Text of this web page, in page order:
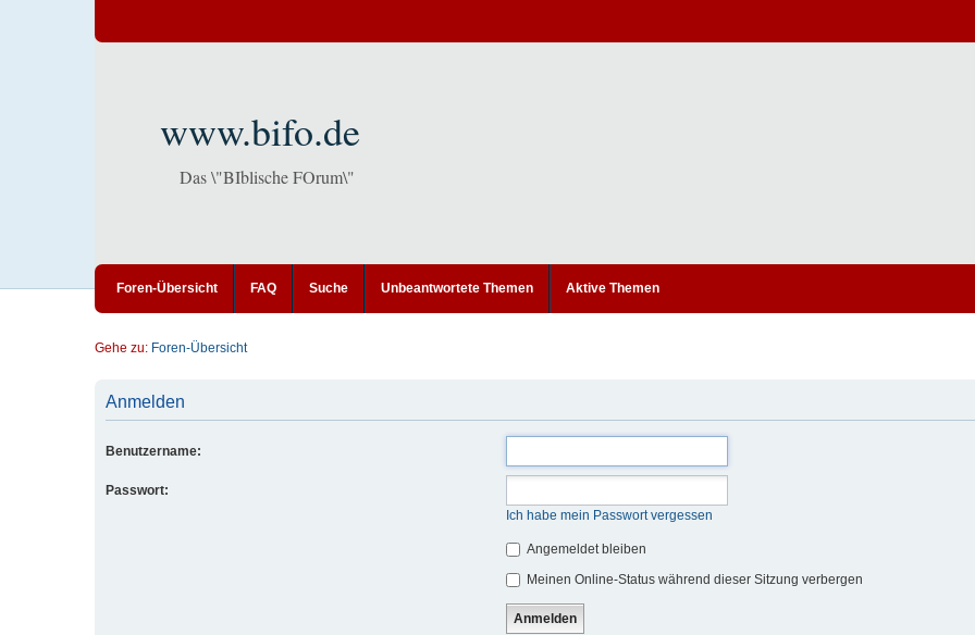
www.bifo.de
Das \"BIblische FOrum\"
Foren-Übersicht FAQ Suche Unbeantwortete Themen Aktive Themen
Gehe zu: Foren-Übersicht
Anmelden
Benutzername:
Passwort:
Ich habe mein Passwort vergessen
Angemeldet bleiben
Meinen Online-Status während dieser Sitzung verbergen